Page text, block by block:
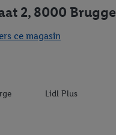
2, 8000 Brugge
ce magasin
Lidl Plus